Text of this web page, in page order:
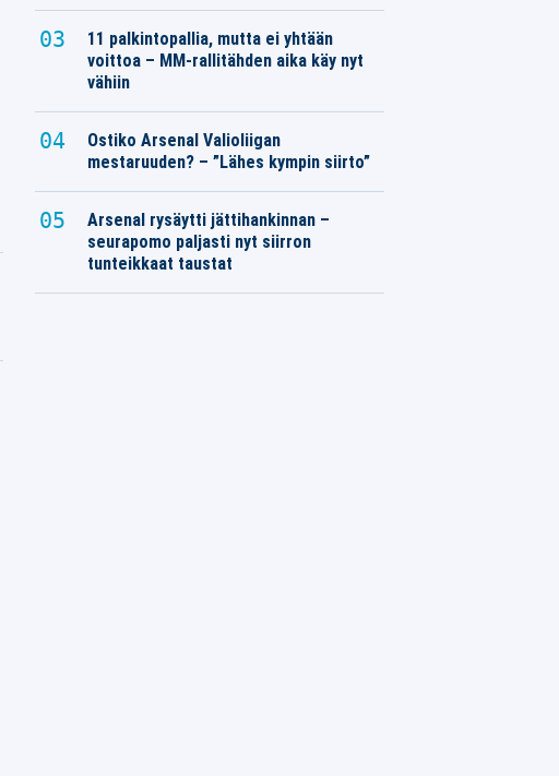
11 palkintopallia, mutta ei yhtään
voittoa – MM-rallitähden aika käy nyt
vähiin
Ostiko Arsenal Valioliigan
mestaruuden? – ”Lähes kympin siirto”
Arsenal rysäytti jättihankinnan –
seurapomo paljasti nyt siirron
tunteikkaat taustat